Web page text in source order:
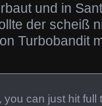
und in
der scheiß
Turbobandit
you can just hit full